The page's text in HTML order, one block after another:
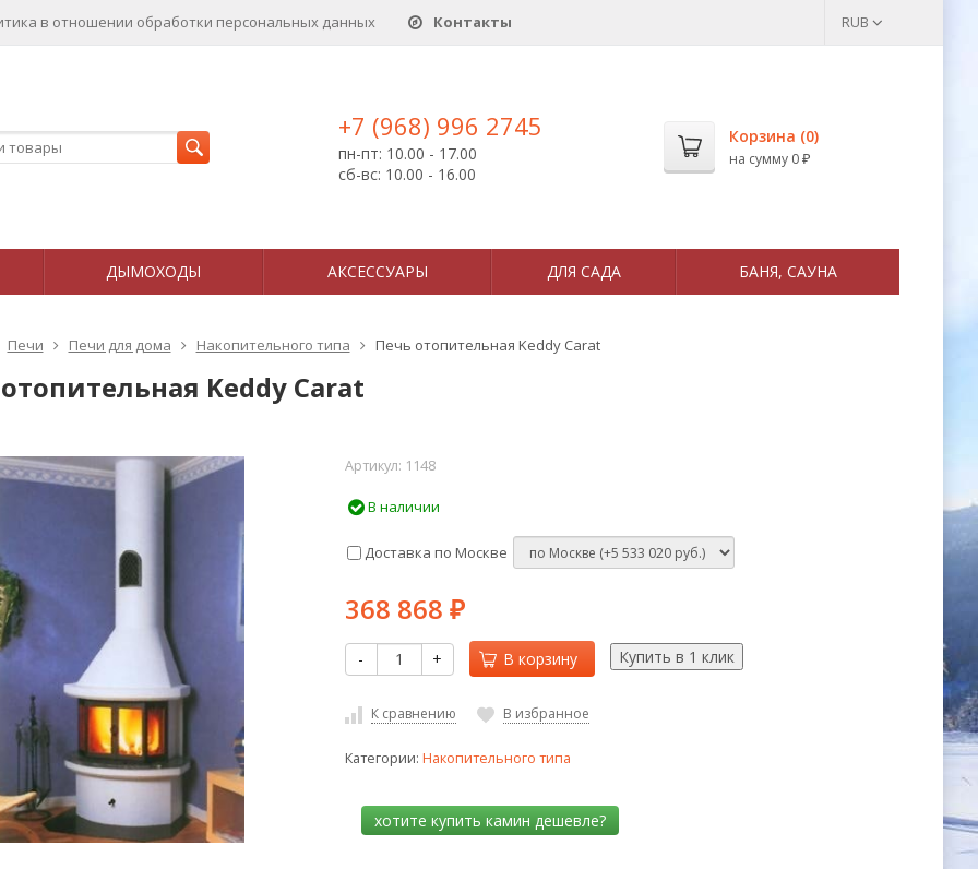
в отношении обработки персональных данныx Контакты RUB
+7 (968) 996 2745
пн-пт: 10.00 - 17.00
сб-вс: 10.00 - 16.00
Корзина (0)
на сумму 0 ₽
ДЫМОХОДЫ АКСЕССУАРЫ ДЛЯ САДА БАНЯ, САУНА
Печи Печи для дома Накопительного типа Печь отопительная Keddy Carat
Keddy Carat
Артикул: 1148
В наличии
Доставка по Москве
368 868 ₽
- + В корзину
К сравнению В избранное
Категории: Накопительного типа